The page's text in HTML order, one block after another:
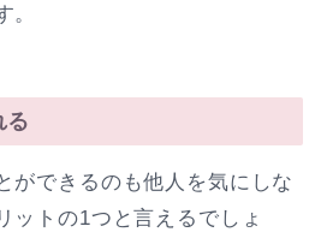
。
る
ができるのも他人を気にしな
ットの1つと言えるでしょ